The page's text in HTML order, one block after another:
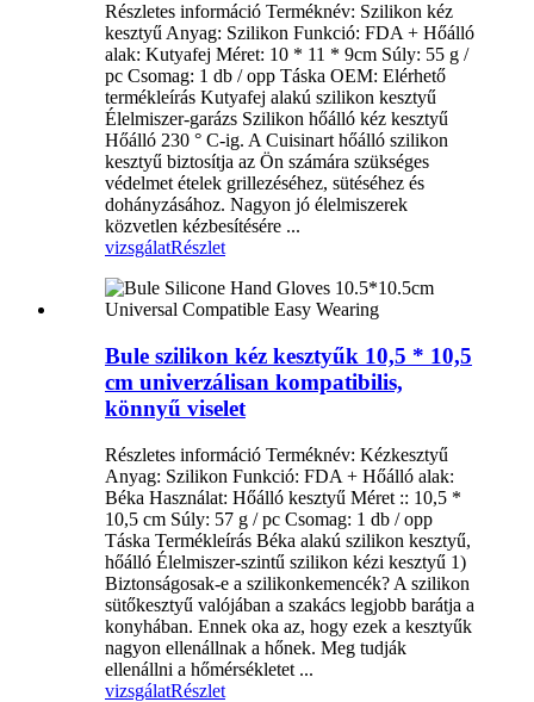
Részletes információ Terméknév: Szilikon kéz
kesztyű Anyag: Szilikon Funkció: FDA + Hőálló
alak: Kutyafej Méret: 10 * 11 * 9cm Súly: 55 g /
pc Csomag: 1 db / opp Táska OEM: Elérhető
termékleírás Kutyafej alakú szilikon kesztyű
Élelmiszer-garázs Szilikon hőálló kéz kesztyű
Hőálló 230 ° C-ig. A Cuisinart hőálló szilikon
kesztyű biztosítja az Ön számára szükséges
védelmet ételek grillezéséhez, sütéséhez és
dohányzásához. Nagyon jó élelmiszerek
közvetlen kézbesítésére ...
vizsgálatRészlet
Bule szilikon kéz kesztyűk 10,5 * 10,5
cm univerzálisan kompatibilis,
könnyű viselet
Részletes információ Terméknév: Kézkesztyű
Anyag: Szilikon Funkció: FDA + Hőálló alak:
Béka Használat: Hőálló kesztyű Méret :: 10,5 *
10,5 cm Súly: 57 g / pc Csomag: 1 db / opp
Táska Termékleírás Béka alakú szilikon kesztyű,
hőálló Élelmiszer-szintű szilikon kézi kesztyű 1)
Biztonságosak-e a szilikonkemencék? A szilikon
sütőkesztyű valójában a szakács legjobb barátja a
konyhában. Ennek oka az, hogy ezek a kesztyűk
nagyon ellenállnak a hőnek. Meg tudják
ellenállni a hőmérsékletet ...
vizsgálatRészlet